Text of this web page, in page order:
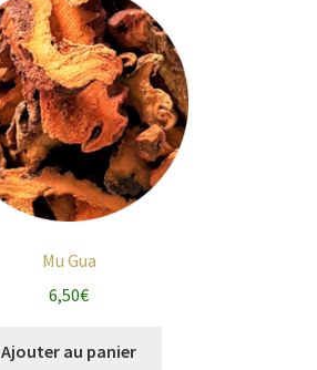
Mu Gua
6,50€
Ajouter au panier